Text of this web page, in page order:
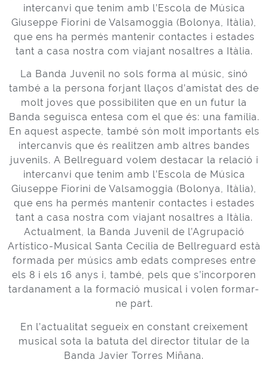
intercanvi que tenim amb l’Escola de Música
Giuseppe Fiorini de Valsamoggia (Bolonya, Itàlia),
que ens ha permés mantenir contactes i estades
tant a casa nostra com viajant nosaltres a Itàlia.
La Banda Juvenil no sols forma al músic, sinó
també a la persona forjant llaços d’amistat des de
molt joves que possibiliten que en un futur la
Banda seguisca entesa com el que és: una família.
En aquest aspecte, també són molt importants els
intercanvis que és realitzen amb altres bandes
juvenils. A Bellreguard volem destacar la relació i
intercanvi que tenim amb l’Escola de Música
Giuseppe Fiorini de Valsamoggia (Bolonya, Itàlia),
que ens ha permés mantenir contactes i estades
tant a casa nostra com viajant nosaltres a Itàlia.
Actualment, la Banda Juvenil de l’Agrupació
Artístico-Musical Santa Cecília de Bellreguard està
formada per músics amb edats compreses entre
els 8 i els 16 anys i, també, pels que s’incorporen
tardanament a la formació musical i volen formar-
ne part.
En l’actualitat segueix en constant creixement
musical sota la batuta del director titular de la
Banda Javier Torres Miñana.